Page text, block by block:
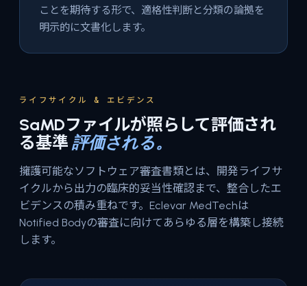
ことを期待する形で、適格性判断と分類の論拠を
明示的に文書化します。
ライフサイクル & エビデンス
SaMDファイルが照らして評価され
る基準評価される。
擁護可能なソフトウェア審査書類とは、開発ライフサ
イクルから出力の臨床的妥当性確認まで、整合したエ
ビデンスの積み重ねです。Eclevar MedTechは
Notified Bodyの審査に向けてあらゆる層を構築し接続
します。